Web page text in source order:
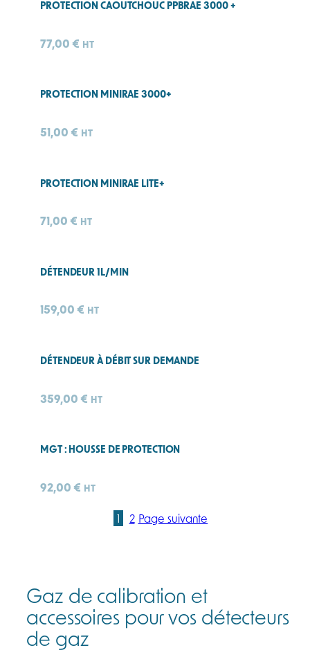
PROTECTION CAOUTCHOUC PPBRAE 3000 +
77,00 € HT
PROTECTION MINIRAE 3000+
51,00 € HT
PROTECTION MINIRAE LITE+
71,00 € HT
DÉTENDEUR 1L/MIN
159,00 € HT
DÉTENDEUR À DÉBIT SUR DEMANDE
359,00 € HT
MGT : HOUSSE DE PROTECTION
92,00 € HT
1 2 Page suivante
Gaz de calibration et
accessoires pour vos détecteurs
de gaz